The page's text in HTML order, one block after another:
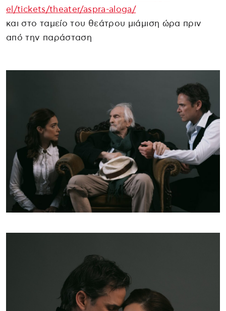
el/tickets/theater/aspra-aloga/
και στο ταμείο του θεάτρου μιάμιση ώρα πριν
από την παράσταση